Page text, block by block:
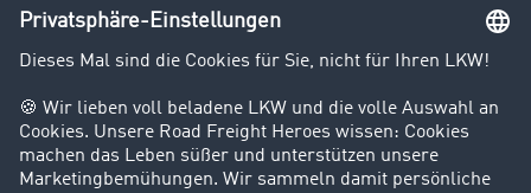
Kunden werben Kunden
Success Stories
Karriere